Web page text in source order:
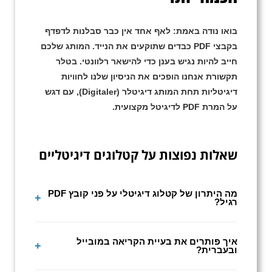
בואו נודה באמת: לאף אחד אין כבר סבלנות לדפדף
בקבצי PDF כבדים שתוקעים את הנייד. המותג שלכם
חייב להיות נגיש בענן כדי להישאר רלוונטי. בטלר
תקשורת אנחנו הופכים את הניסיון שלנו לחוויות
דיגיטליות תחת המותג דיגיטלר (Digitaler)
, עם דגש
על המרת PDF לדיגיטל מקצועית.
שאלות נפוצות על קטלוגים דיגיטליים
מה היתרון של קטלוג דיגיטלי על פני קובץ PDF
רגיל?
הופכת את הקטלוג לפורמט HTML5 אינטראקטיבי. זה
מאפשר טעינה מהירה, התאמה מלאה למובייל,
איך פותרים את בעיית הקריאה במובייל
ובעברית?